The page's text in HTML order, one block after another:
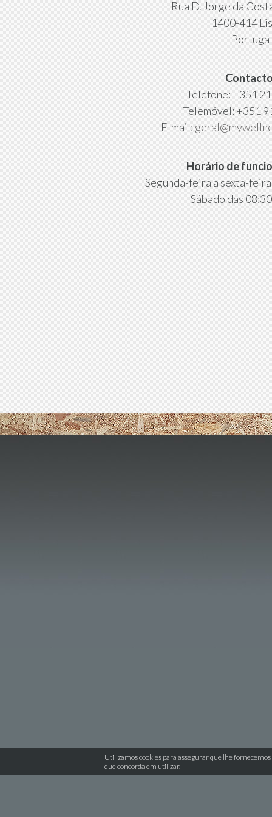
Rua D. Jorge da
1400-414
Portugal
Telefone: +351
Telemóvel: +351
E-mail:
Horário de
Segunda-feira a sexta-
Sábado das
Utilizamos cookies para assegurar que lhe
que concorda em utilizar.